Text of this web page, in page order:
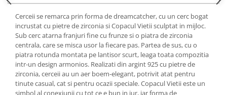
Cerceii se remarca prin forma de dreamcatcher, cu un cerc bogat
incrustat cu pietre de zirconia si Copacul Vietii sculptat in mijloc.
Sub cerc atarna franjuri fine cu frunze si o piatra de zirconia
centrala, care se misca usor la fiecare pas. Partea de sus, cu o
piatra rotunda montata pe lantisor scurt, leaga toata compozitia
intr-un design armonios. Realizati din argint 925 cu pietre de
zirconia, cerceii au un aer boem-elegant, potrivit atat pentru
tinute casual, cat si pentru ocazii speciale. Copacul Vietii este un